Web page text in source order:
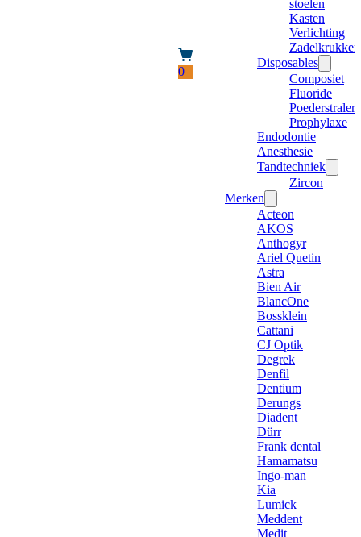
0
stoelen
Kasten
Verlichting
Zadelkrukken
Disposables
Composiet
Fluoride
Poederstraler
Prophylaxe
Endodontie
Anesthesie
Tandtechniek
Zircon
Merken
Acteon
AKOS
Anthogyr
Ariel Quetin
Astra
Bien Air
BlancOne
Bossklein
Cattani
CJ Optik
Degrek
Denfil
Dentium
Derungs
Diadent
Dürr
Frank dental
Hamamatsu
Ingo-man
Kia
Lumick
Meddent
Medit